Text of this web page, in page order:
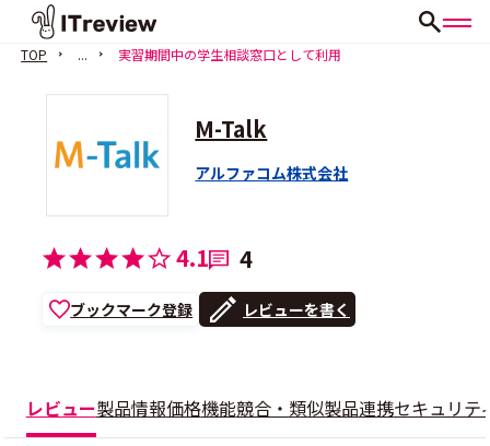
TOP ... 実習期間中の学生相談窓口として利用
M-Talk
アルファコム株式会社
4.1 4
ブックマーク登録 レビューを書く
レビュー製品情報価格機能競合・類似製品連携セキュリテ